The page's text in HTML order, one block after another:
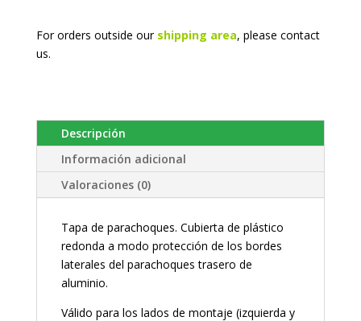
For orders outside our shipping area, please contact
us.
Descripción
Información adicional
Valoraciones (0)
Tapa de parachoques. Cubierta de plástico
redonda a modo protección de los bordes
laterales del parachoques trasero de
aluminio.
Válido para los lados de montaje (izquierda y